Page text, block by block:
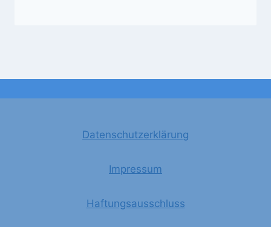
Datenschutzerklärung
Impressum
Haftungsausschluss